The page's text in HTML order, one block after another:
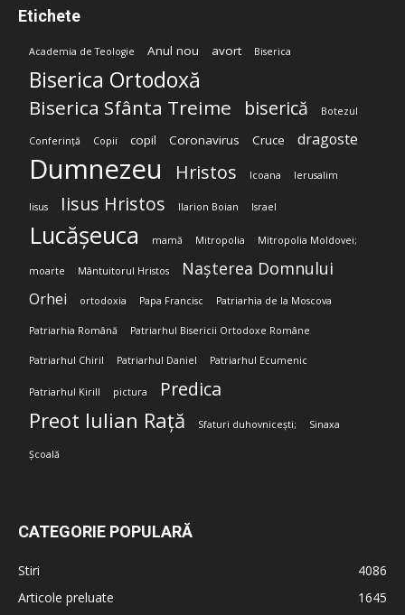
Etichete
Academia de Teologie Anul nou avort Biserica
Biserica Ortodoxă
Biserica Sfânta Treime biserică Botezul
Conferință Copii copil Coronavirus Cruce dragoste
Dumnezeu Hristos Icoana Ierusalim
Iisus Iisus Hristos Ilarion Boian Israel
Lucășeuca mamă Mitropolia Mitropolia Moldovei;
moarte Mântuitorul Hristos Nașterea Domnului
Orhei ortodoxia Papa Francisc Patriarhia de la Moscova
Patriarhia Română Patriarhul Bisericii Ortodoxe Române
Patriarhul Chiril Patriarhul Daniel Patriarhul Ecumenic
Patriarhul Kirill pictura Predica
Preot Iulian Rață Sfaturi duhovnicești; Sinaxa
Școală
CATEGORIE POPULARĂ
Stiri
4086
Articole preluate
1645